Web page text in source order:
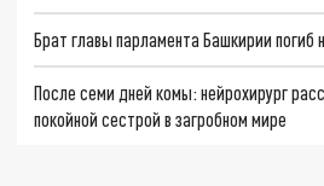
Брат главы парламента Башкирии погиб
После семи дней комы: нейрохирург
покойной сестрой в загробном мире